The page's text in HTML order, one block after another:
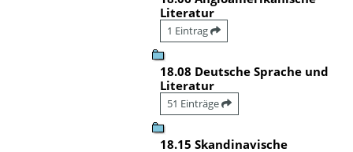
Literatur
1 Eintrag
18.08 Deutsche Sprache und
Literatur
51 Einträge
18.15 Skandinavische